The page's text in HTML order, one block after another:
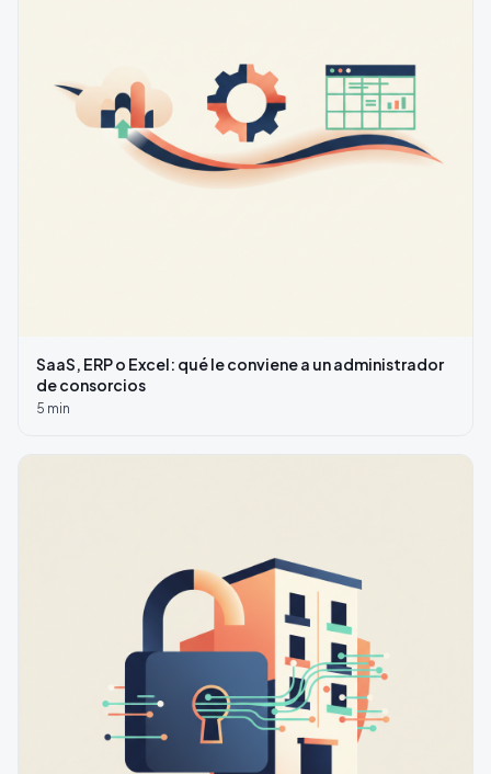
SaaS, ERP o Excel: qué le conviene a un administrador
de consorcios
5 min